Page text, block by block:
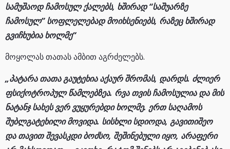
სამუშაოდ ჩამოსულ ქალებს, ხშირად “საშუარზე
ჩამოსულ” სოფლელებად მოიხსენიებს, რაზეც ხშირად
გვიჩხუბია ხოლმე“
მოყოლას თათას ამბით აგრძელებს.
„პატარა თათა გაუტეხია აქაურ შრომას, დარდს. ძლიერ
ფსიქოტროპულ წამლებზეა. რვა თვის ჩამოსულია და მის
ნატანჯ სახეს ვერ ვუყურებდი ხოლმე. ერთ საღამოს
შუბლგატეხილი მოვიდა. სისხლი სდიოდა, გავითიშეო
და თავით შევასკდი ბოძსო, შეშინებული იყო, არაფერი